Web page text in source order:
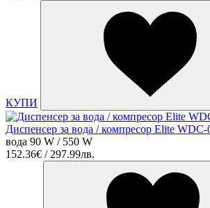
КУПИ
Диспенсер за вода / компресор Elite WDC-
вода 90 W / 550 W
152.36€ / 297.99лв.